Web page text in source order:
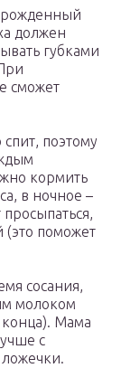
должен
губками
сможет
поэтому
кормить
в ночное –
(это поможет
сосания,
молоком
конца). Мама
с